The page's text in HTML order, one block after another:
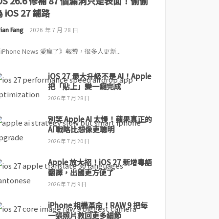
iOS 27 鋪路
Fang 2026 年 7 月 28 日
iPhone News 愛瘋了》報導，很多人更新...
iOS 27 最大升級不是 AI！Apple
把「貼上」變一鍵完成
2026 年 7 月 28 日
別笑 Apple AI 太慢！蘋果真正的
AI 戰略比想像更聰明
2026 年 7 月 20 日
Apple 放大招！iOS 27 新增粵語
翻譯，出國更方便了
2026 年 7 月 9 日
iPhone 相機革命！RAW 9 把每
一張照片救回更多細節